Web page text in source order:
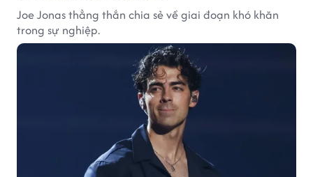
Joe Jonas thẳng thắn chia sẻ về giai đoạn khó khăn
trong sự nghiệp.